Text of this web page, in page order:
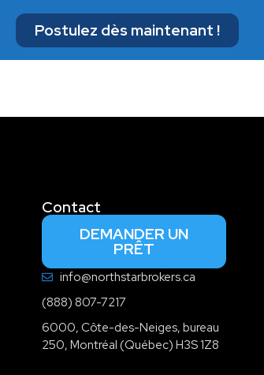
Postulez dès maintenant !
Contact
DEMANDER UN
PRÊT
info@northstarbrokers.ca
(888) 807-7217
6000, Côte-des-Neiges, bureau
250, Montréal (Québec) H3S 1Z8